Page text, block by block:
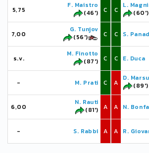
5,75
F. Maistro
(46')
C
7,00
G. Tunjov
(56')
C
s.v.
M. Finotto
(87')
C
- M. Prati C
6,00
N. Rauti
(81')
A
- S. Rabbi A
C
L.
(60')
C S.
C E. Duca
A
D.
(89')
A N.
A R.